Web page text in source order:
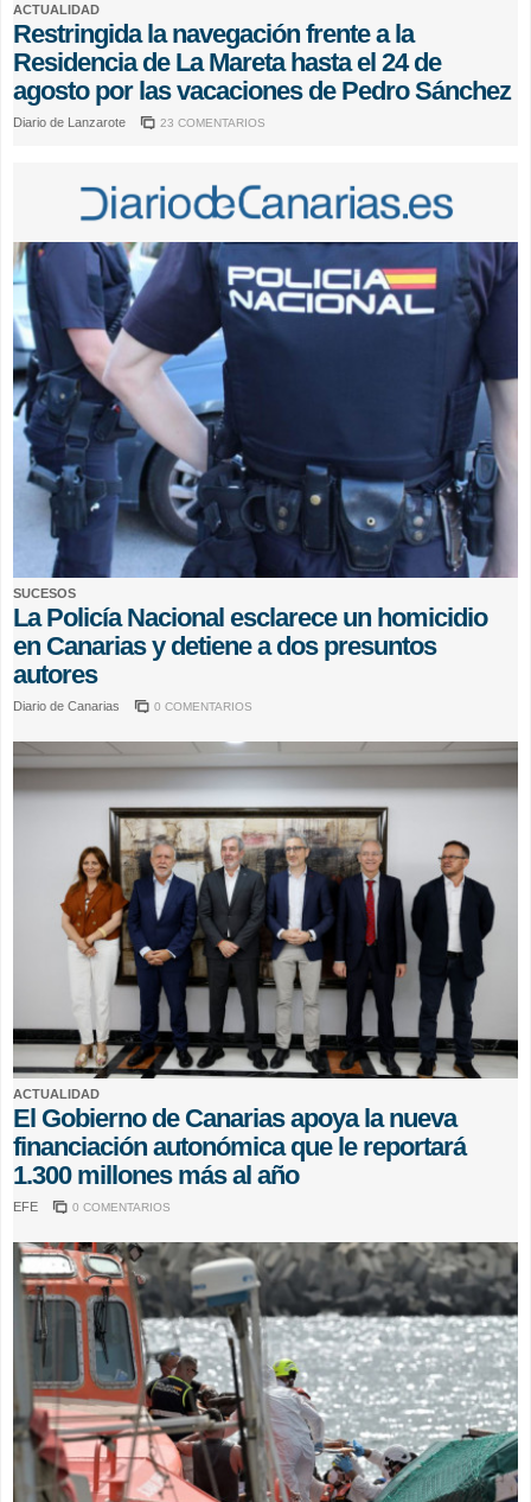
ACTUALIDAD
Restringida la navegación frente a la
Residencia de La Mareta hasta el 24 de
agosto por las vacaciones de Pedro Sánchez
Diario de Lanzarote 23 COMENTARIOS
SUCESOS
La Policía Nacional esclarece un homicidio
en Canarias y detiene a dos presuntos
autores
Diario de Canarias 0 COMENTARIOS
ACTUALIDAD
El Gobierno de Canarias apoya la nueva
financiación autonómica que le reportará
1.300 millones más al año
EFE 0 COMENTARIOS